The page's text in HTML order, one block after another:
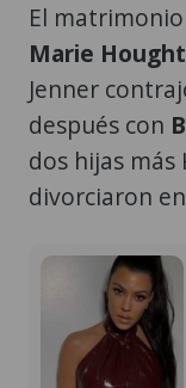
El
Marie
Jenner
después con
dos hijas más
divorciaron